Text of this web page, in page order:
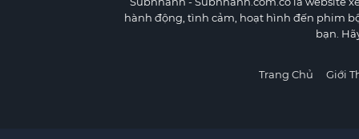
hành động, tình cảm, hoạt hình đến phim
bạn.
Trang Chủ Giới